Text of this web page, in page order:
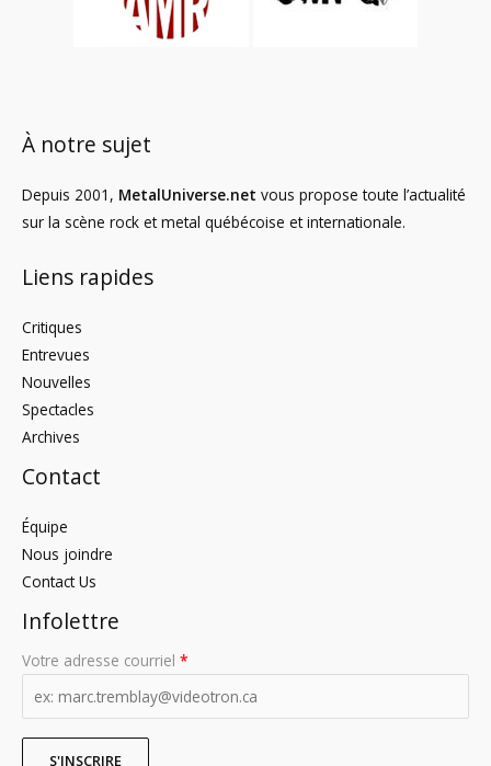
À notre sujet
Depuis 2001, MetalUniverse.net vous propose toute l’actualité
sur la scène rock et metal québécoise et internationale.
Liens rapides
Critiques
Entrevues
Nouvelles
Spectacles
Archives
Contact
Équipe
Nous joindre
Contact Us
Infolettre
Votre adresse courriel *